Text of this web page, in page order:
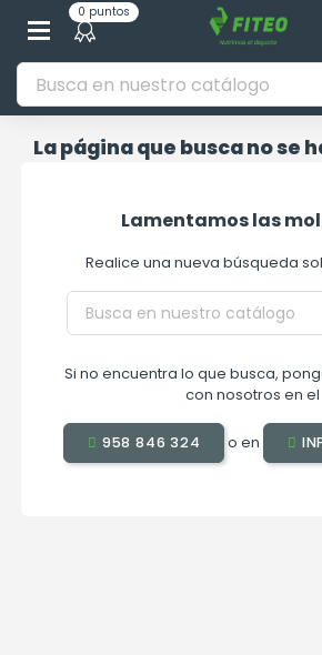
0 puntos
La página que busca no se
Lamentamos las
Realice una nueva búsqueda
Si no encuentra lo que busca,
con nosotros en el
958 846 324 o en